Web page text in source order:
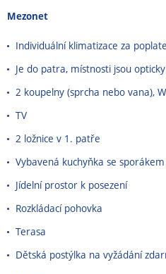
Mezonet
Individuální klimatizace za
Je do patra, místnosti jsou
2 koupelny (sprcha nebo vana),
TV
2 ložnice v 1. patře
Vybavená kuchyňka se
Jídelní prostor k posezení
Rozkládací pohovka
Terasa
Dětská postýlka na vyžádání